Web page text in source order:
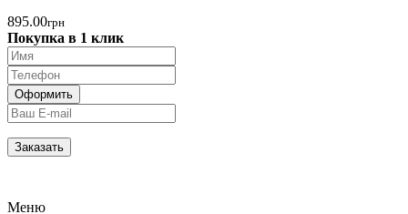
895.00грн
Покупка в 1 клик
Меню